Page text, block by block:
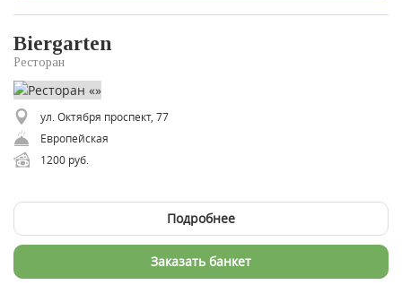
Biergarten
Ресторан
ул. Октября проспект, 77
Европейская
1200 руб.
Подробнее
Заказать банкет